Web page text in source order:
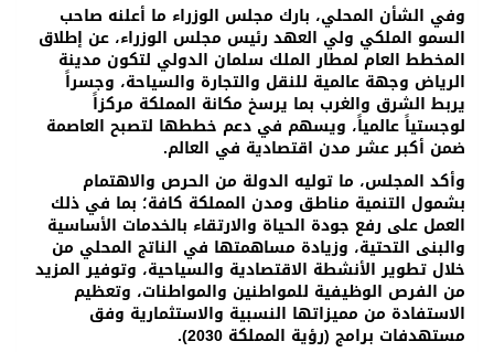
وفي الشأن المحلي، بارك مجلس الوزراء ما أعلنه صاحب
السمو الملكي ولي العهد رئيس مجلس الوزراء، عن إطلاق
المخطط العام لمطار الملك سلمان الدولي لتكون مدينة
الرياض وجهة عالمية للنقل والتجارة والسياحة، وجسراً
يربط الشرق والغرب بما يرسخ مكانة المملكة مركزاً
لوجستياً عالمياً، ويسهم في دعم خططها لتصبح العاصمة
ضمن أكبر عشر مدن اقتصادية في العالم.
وأكد المجلس، ما توليه الدولة من الحرص والاهتمام
بشمول التنمية مناطق ومدن المملكة كافة؛ بما في ذلك
العمل على رفع جودة الحياة والارتقاء بالخدمات الأساسية
والبنى التحتية، وزيادة مساهمتها في الناتج المحلي من
خلال تطوير الأنشطة الاقتصادية والسياحية، وتوفير المزيد
من الفرص الوظيفية للمواطنين والمواطنات، وتعظيم
الاستفادة من مميزاتها النسبية والاستثمارية وفق
مستهدفات برامج (رؤية المملكة 2030).